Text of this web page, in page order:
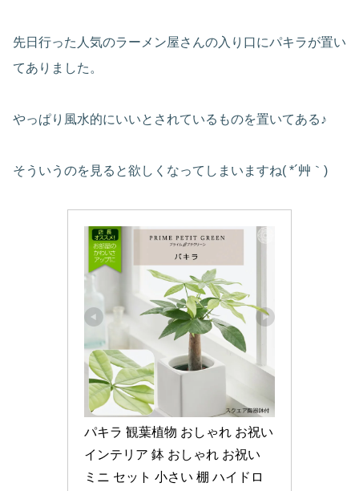
先日行った人気のラーメン屋さんの入り口にパキラが置い
てありました。
やっぱり風水的にいいとされているものを置いてある♪
そういうのを見ると欲しくなってしまいますね( *´艸｀)
パキラ 観葉植物 おしゃれ お祝い
インテリア 鉢 おしゃれ お祝い
ミニ セット 小さい 棚 ハイドロ